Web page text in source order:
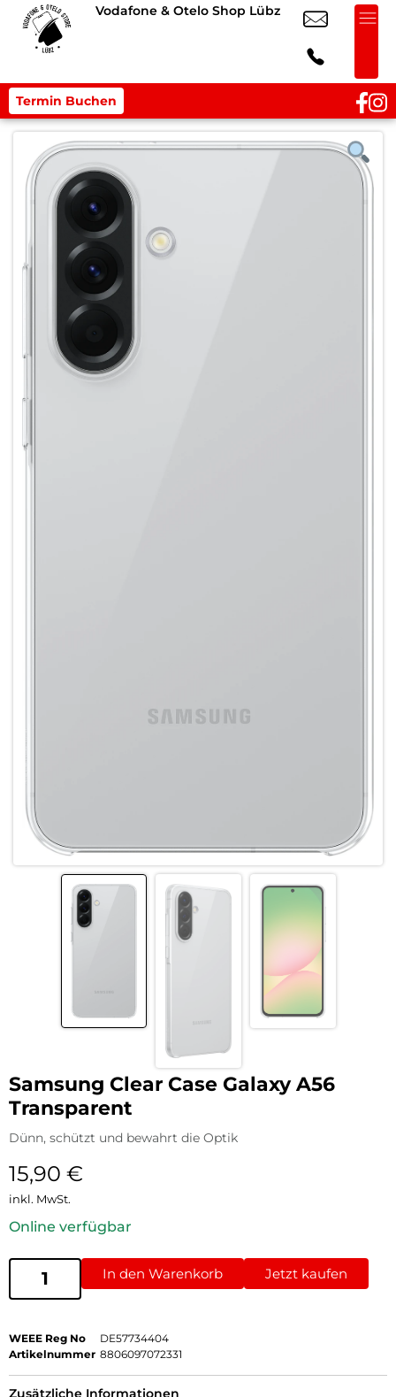
Vodafone & Otelo Shop Lübz
Termin Buchen
Samsung Clear Case Galaxy A56
Transparent
Dünn, schützt und bewahrt die Optik
15,90 €
inkl. MwSt.
Online verfügbar
In den Warenkorb Jetzt kaufen
WEEE Reg No
DE57734404
Artikelnummer 8806097072331
Zusätzliche Informationen